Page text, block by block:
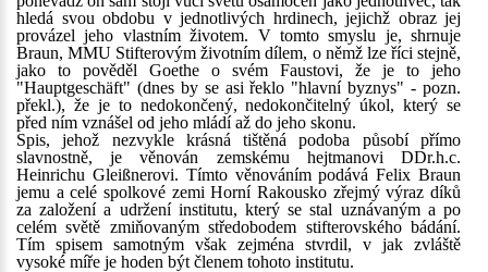
hledá svou obdobu v jednotlivých hrdinech, jejichž obraz jej
provázel jeho vlastním životem. V tomto smyslu je, shrnuje
Braun, MMU Stifterovým životním dílem, o němž lze říci stejně,
jako to pověděl Goethe o svém Faustovi, že je to jeho
"Hauptgeschäft" (dnes by se asi řeklo "hlavní byznys" - pozn.
překl.), že je to nedokončený, nedokončitelný úkol, který se
před ním vznášel od jeho mládí až do jeho skonu.
Spis, jehož nezvykle krásná tištěná podoba působí přímo
slavnostně, je věnován zemskému hejtmanovi DDr.h.c.
Heinrichu Gleißnerovi. Tímto věnováním podává Felix Braun
jemu a celé spolkové zemi Horní Rakousko zřejmý výraz díků
za založení a udržení institutu, který se stal uznávaným a po
celém světě zmiňovaným středobodem stifterovského bádání.
Tím spisem samotným však zejména stvrdil, v jak zvláště
vysoké míře je hoden být členem tohoto institutu.